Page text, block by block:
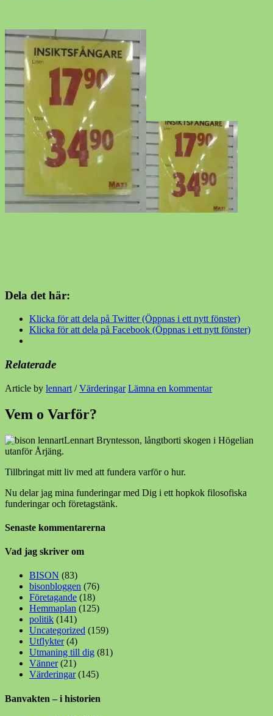
Dela det här:
Klicka för att dela på Twitter (Öppnas i ett nytt fönster)
Klicka för att dela på Facebook (Öppnas i ett nytt fönster)
Relaterade
Article by lennart /Värderingar Lämna en kommentar
Vem o Varför?
Lennart Bryntesson, långtborti skogen i Högelian
utanför Årjäng.
Tillbringat mitt liv med att fundera varför o hur.
Nu delar jag mina funderingar med Dig i ett hopkok filosofiska
funderingar och företagstänk.
Senaste kommentarerna
Vad jag skriver om
BISON (83)
bisonbloggen (76)
Företagande (18)
Hemmaplan (125)
politik (141)
Uncategorized (159)
Utflykter(4)
Utmaning till dig (81)
Vänner(21)
Värderingar(145)
Banvakten – i historien